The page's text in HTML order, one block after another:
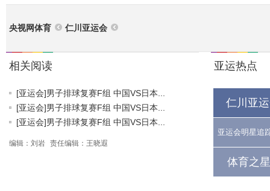
央视网体育 仁川亚运会
相关阅读
[亚运会]男子排球复赛F组 中国VS日本...
[亚运会]男子排球复赛F组 中国VS日本...
[亚运会]男子排球复赛F组 中国VS日本...
编辑：刘岩 责任编辑：王晓遐
亚运热点
仁川亚
亚运会明星追
体育之